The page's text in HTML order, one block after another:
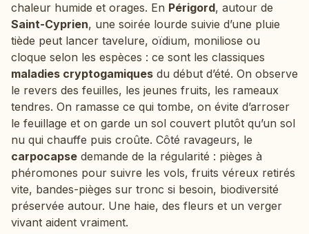
chaleur humide et orages. En Périgord, autour de
Saint-Cyprien, une soirée lourde suivie d’une pluie
tiède peut lancer tavelure, oïdium, moniliose ou
cloque selon les espèces : ce sont les classiques
maladies cryptogamiques du début d’été. On observe
le revers des feuilles, les jeunes fruits, les rameaux
tendres. On ramasse ce qui tombe, on évite d’arroser
le feuillage et on garde un sol couvert plutôt qu’un sol
nu qui chauffe puis croûte. Côté ravageurs, le
carpocapse demande de la régularité : pièges à
phéromones pour suivre les vols, fruits véreux retirés
vite, bandes-pièges sur tronc si besoin, biodiversité
préservée autour. Une haie, des fleurs et un verger
vivant aident vraiment.